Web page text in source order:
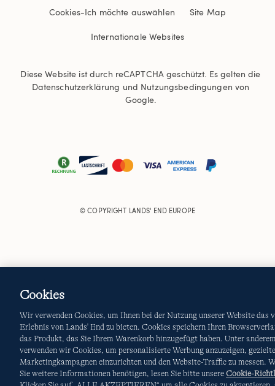
Cookies-Ich möchte auswählen Site Map
Internationale Websites
Diese Website ist durch reCAPTCHA geschützt. Es gelten die
Datenschutzerklärung und Nutzungsbedingungen von
Google.
© COPYRIGHT LANDS' END EUROPE
Cookies
Wir verwenden Cookies, um Ihnen bei der Nutzung unserer Website das
Erlebnis von Lands' End zu bieten. Cookies speichern Ihren
das Produkt, das Sie Ihrem Warenkorb hinzugefügt haben. Unter
verwenden wir Cookies, um personalisierte Werbung anzuzeigen, gezielte
Marketingkampagnen einzurichten und den Website-Traffic zu messen.
Sie weitere Informationen benötigen, lesen Sie bitte unsere Cookie-